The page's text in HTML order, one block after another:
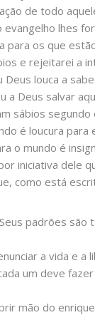
de todo
lhes
para os que
e rejeitarei a
louca a
a Deus salvar
sábios
é loucura
o mundo é
iniciativa dele
como está
padrões
a vida e
um deve
mão do